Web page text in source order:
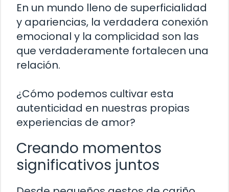
En un mundo lleno de superficialidad
y apariencias, la verdadera conexión
emocional y la complicidad son las
que verdaderamente fortalecen una
relación.
¿Cómo podemos cultivar esta
autenticidad en nuestras propias
experiencias de amor?
Creando momentos
significativos juntos